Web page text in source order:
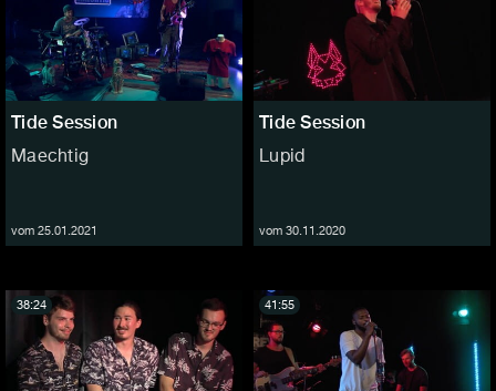
Tide Session
Maechtig
vom 25.01.2021
Tide Session
Lupid
vom 30.11.2020
38:24 41:55